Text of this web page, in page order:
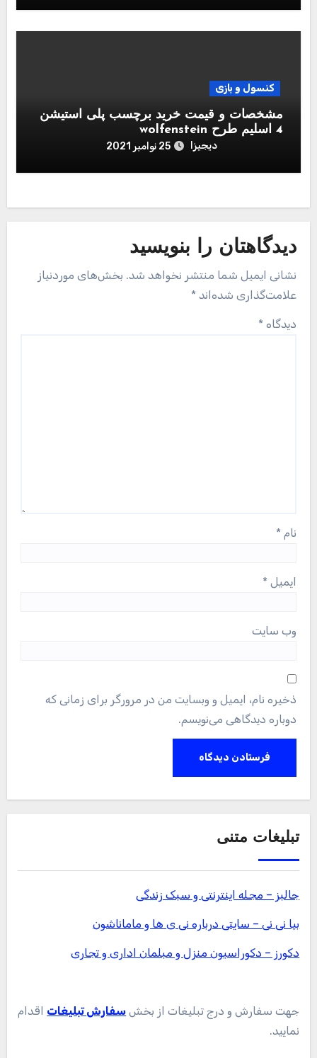
کنسول و بازی
مشخصات و قیمت خرید برچسب پلی استیشن
4 اسلیم طرح wolfenstein
دیجیزا 25 نوامبر 2021
دیدگاهتان را بنویسید
نشانی ایمیل شما منتشر نخواهد شد. بخش‌های موردنیاز
علامت‌گذاری شده‌اند *
دیدگاه *
نام *
ایمیل *
وب‌ سایت
ذخیره نام، ایمیل و وبسایت من در مرورگر برای زمانی که
دوباره دیدگاهی می‌نویسم.
تبلیغات متنی
جالبز – مجله اینترنتی و سبک زندگی
بیا نی نی – سایتی درباره نی ی ها و ماماناشون
دکورز – دکوراسیون منزل و مبلمان اداری و تجاری
جهت سفارش و درج تبلیغات از بخش سفارش تبلیغات اقدام
نمایید.